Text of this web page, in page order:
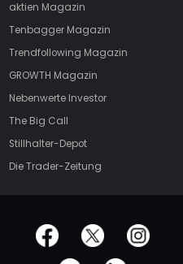
aktien Magazin
Tenbagger Magazin
Trendfollowing Magazin
GROWTH Magazin
Nebenwerte Investor
The Big Call
Stillhalter-Depot
Die Trader-Zeitung
offizielle Social Media-Accounts